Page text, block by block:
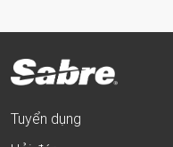
Tuyển dụng